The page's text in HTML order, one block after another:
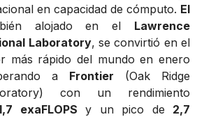
en capacidad de cómputo. El
alojado en el Lawrence
Laboratory, se convirtió en el
más rápido del mundo en enero
a Frontier (Oak Ridge
con un rendimiento
exaFLOPS y un pico de 2,7